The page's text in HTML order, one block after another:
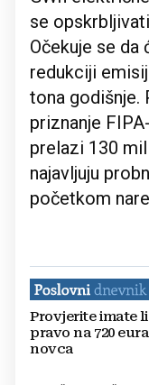
se
Očekuje se
redukciji
tona godišnje.
priznanje
prelazi 130
najavljuju
početkom
Provjerite imate
pravo na 720
novca